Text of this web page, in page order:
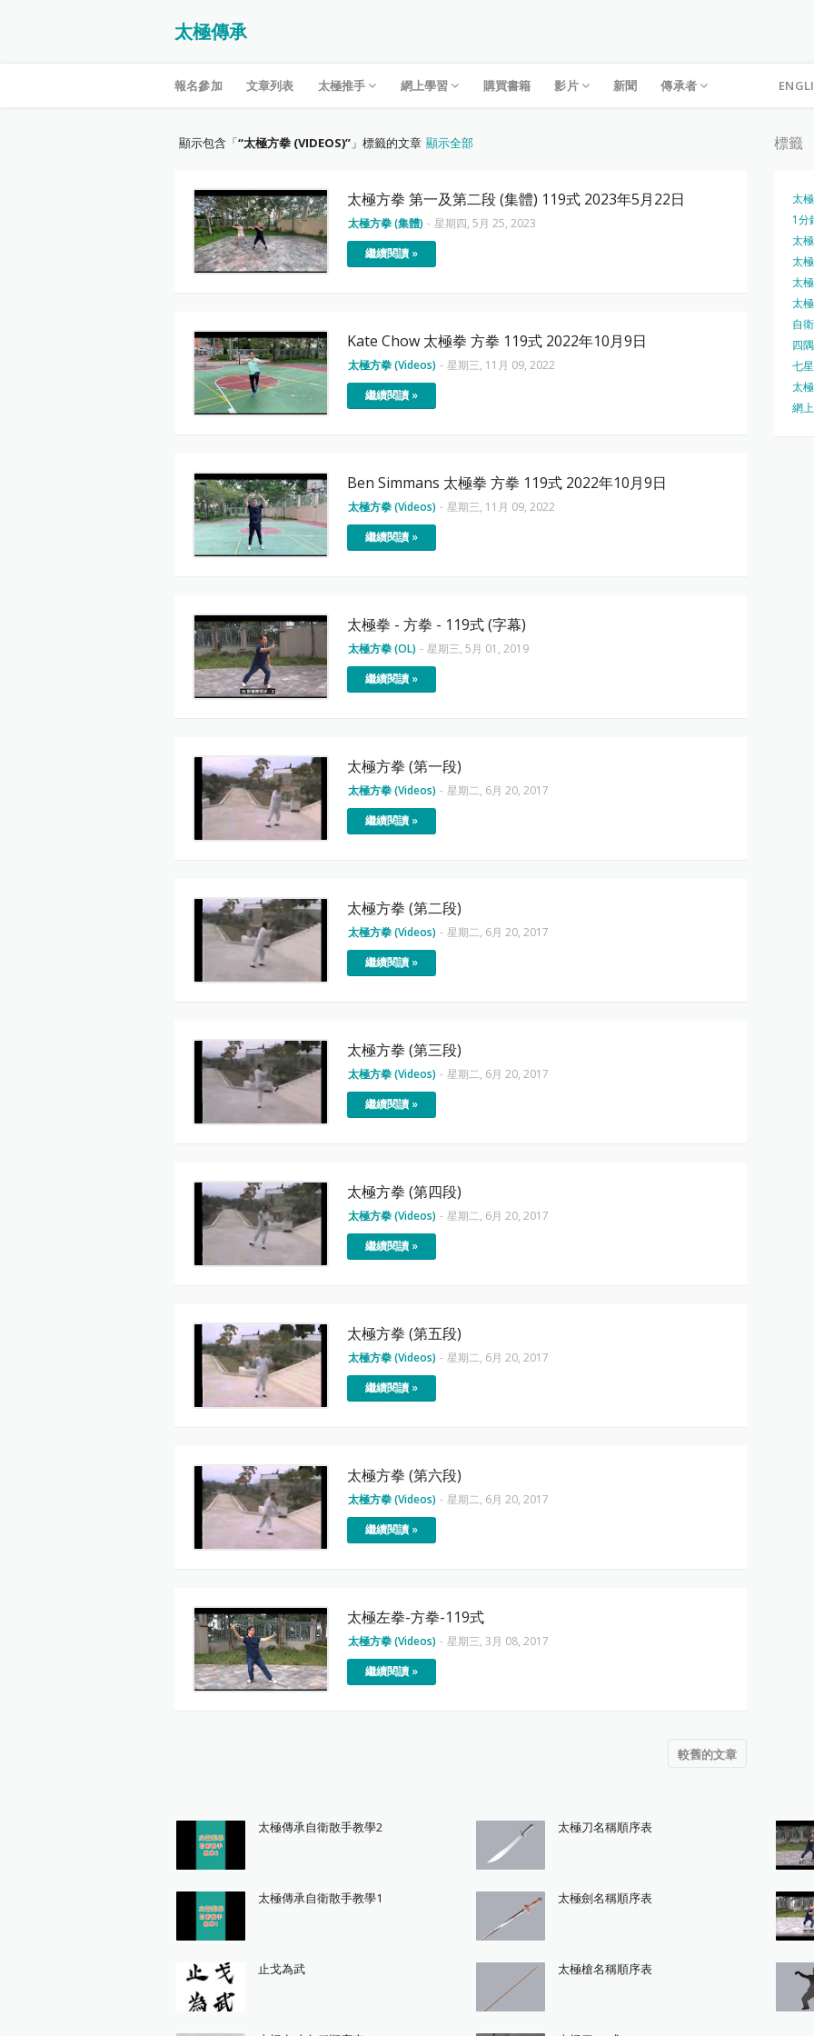
太極傳承
報名參加 文章列表 太極推手 網上學習 購買書籍 影片 新聞 傳承者
顯示包含「 太極方拳 (VIDEOS) 」標籤的文章 顯示全部
太極方拳 第一及第二段 (集體) 119式 2023年5月22日
太極方拳 (集體) - 星期四, 5月 25, 2023
繼續閱讀 »
Kate Chow 太極拳 方拳 119式 2022年10月9日
太極方拳 (Videos) - 星期三, 11月 09, 2022
繼續閱讀 »
Ben Simmans 太極拳 方拳 119式 2022年10月9日
太極方拳 (Videos) - 星期三, 11月 09, 2022
繼續閱讀 »
太極拳 - 方拳 - 119式 (字幕)
太極方拳 (OL) - 星期三, 5月 01, 2019
繼續閱讀 »
太極方拳 (第一段)
太極方拳 (Videos) - 星期二, 6月 20, 2017
繼續閱讀 »
太極方拳 (第二段)
太極方拳 (Videos) - 星期二, 6月 20, 2017
繼續閱讀 »
太極方拳 (第三段)
太極方拳 (Videos) - 星期二, 6月 20, 2017
繼續閱讀 »
太極方拳 (第四段)
太極方拳 (Videos) - 星期二, 6月 20, 2017
繼續閱讀 »
太極方拳 (第五段)
太極方拳 (Videos) - 星期二, 6月 20, 2017
繼續閱讀 »
太極方拳 (第六段)
太極方拳 (Videos) - 星期二, 6月 20, 2017
繼續閱讀 »
太極左拳-方拳-119式
太極方拳 (Videos) - 星期三, 3月 08, 2017
繼續閱讀 »
較舊的文章
標籤
太
1分
太
太
太
太
自
四
七
太
網
太極傳承自衛散手教學2
太極傳承自衛散手教學1
止戈為武
太極刀名稱順序表
太極劍名稱順序表
太極槍名稱順序表